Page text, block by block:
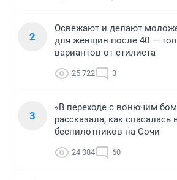
2
Освежают и делают
для женщин после 40 —
вариантов от стилиста
25 722 3
3
«В переходе с вонючим
рассказала, как спасалась
беспилотников на Сочи
24 084 60